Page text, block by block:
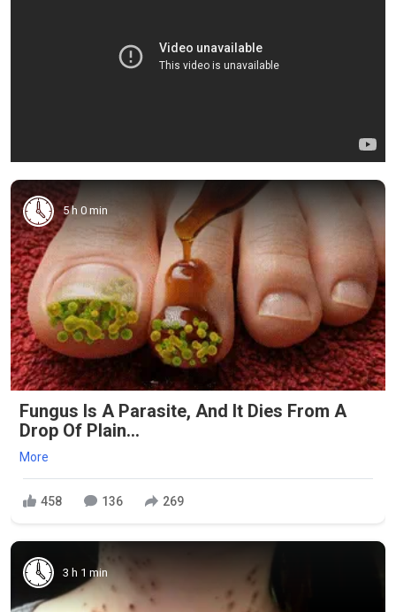
5 h 0 min
Fungus Is A Parasite, And It Dies From A
Drop Of Plain...
More
458 136 269
3 h 1 min